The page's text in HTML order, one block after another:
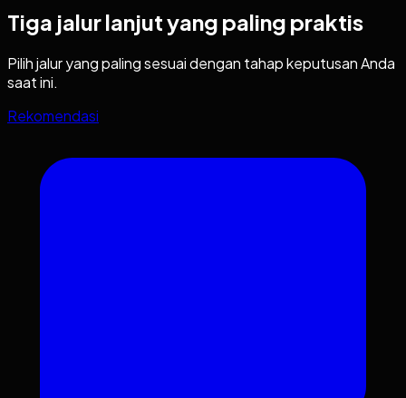
Tiga jalur lanjut yang paling praktis
Pilih jalur yang paling sesuai dengan tahap keputusan Anda
saat ini.
Rekomendasi